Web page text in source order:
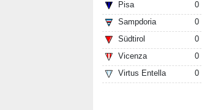
Pisa
0
Sampdoria
0
Südtirol
0
Vicenza
0
Virtus Entella
0